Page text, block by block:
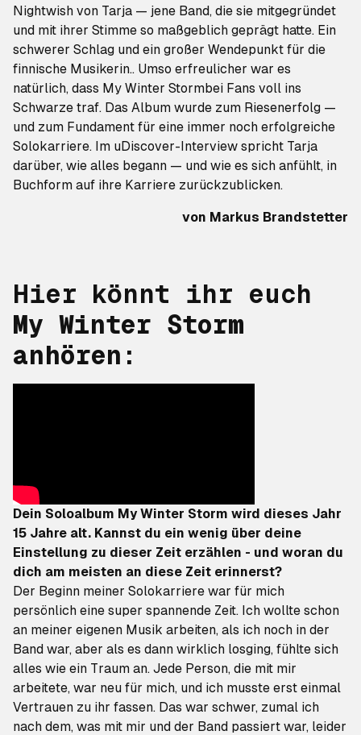
Nightwish von Tarja — jene Band, die sie mitgegründet
und mit ihrer Stimme so maßgeblich geprägt hatte. Ein
schwerer Schlag und ein großer Wendepunkt für die
finnische Musikerin.. Umso erfreulicher war es
natürlich, dass My Winter Stormbei Fans voll ins
Schwarze traf. Das Album wurde zum Riesenerfolg —
und zum Fundament für eine immer noch erfolgreiche
Solokarriere. Im uDiscover-Interview spricht Tarja
darüber, wie alles begann — und wie es sich anfühlt, in
Buchform auf ihre Karriere zurückzublicken.
von Markus Brandstetter
Hier könnt ihr euch
My Winter Storm
anhören:
Dein Soloalbum My Winter Storm wird dieses Jahr
15 Jahre alt. Kannst du ein wenig über deine
Einstellung zu dieser Zeit erzählen - und woran du
dich am meisten an diese Zeit erinnerst?
Der Beginn meiner Solokarriere war für mich
persönlich eine super spannende Zeit. Ich wollte schon
an meiner eigenen Musik arbeiten, als ich noch in der
Band war, aber als es dann wirklich losging, fühlte sich
alles wie ein Traum an. Jede Person, die mit mir
arbeitete, war neu für mich, und ich musste erst einmal
Vertrauen zu ihr fassen. Das war schwer, zumal ich
nach dem, was mit mir und der Band passiert war, leider